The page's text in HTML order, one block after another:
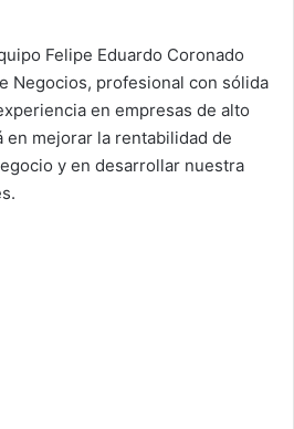
Felipe Eduardo Coronado
Negocios, profesional con sólida
en empresas de alto
en mejorar la rentabilidad de
y en desarrollar nuestra